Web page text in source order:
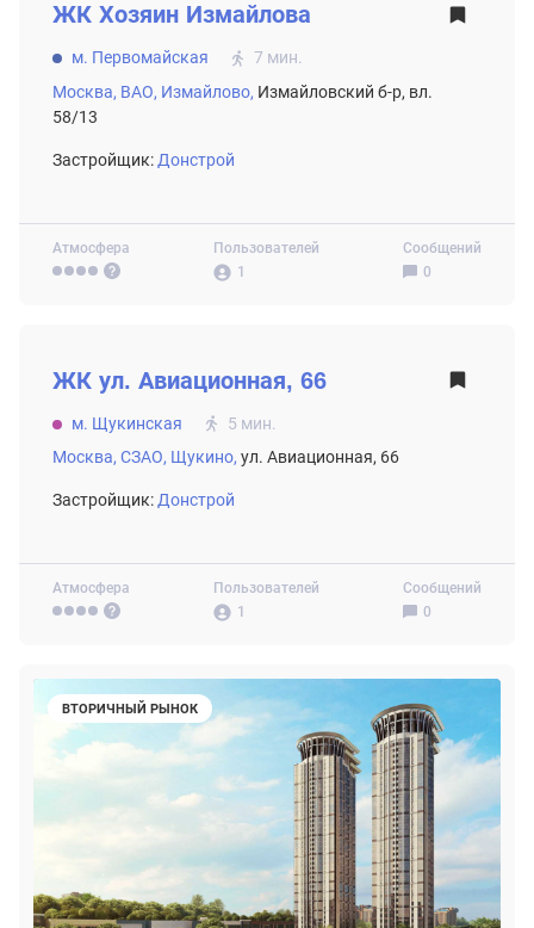
Атмосфера
Пользователей
1
Сообщений
0
ЖК Хозяин Измайлова
м. Первомайская
7 мин.
Москва, ВАО, Измайлово, Измайловский б-р, вл.
58/13
Застройщик: Донстрой
Атмосфера
Пользователей
1
Сообщений
0
ЖК ул. Авиационная, 66
м. Щукинская
5 мин.
Москва, СЗАО, Щукино, ул. Авиационная, 66
Застройщик:Донстрой
ВТОРИЧНЫЙ РЫНОК